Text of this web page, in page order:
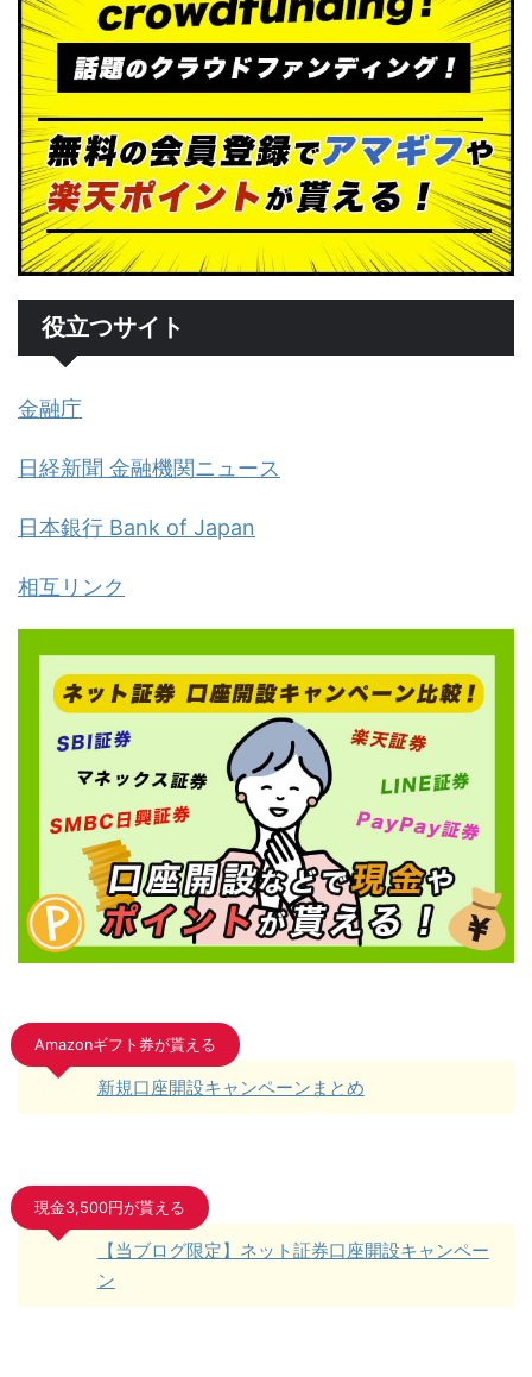
役立つサイト
金融庁
日経新聞 金融機関ニュース
日本銀行 Bank of Japan
相互リンク
Amazonギフト券が貰える
新規口座開設キャンペーンまとめ
現金3,500円が貰える
【当ブログ限定】ネット証券口座開設キャンペー
ン